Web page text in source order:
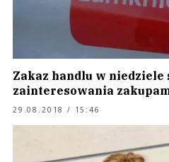
Zakaz handlu w niedziele
zainteresowania
29.08.2018 / 15:46